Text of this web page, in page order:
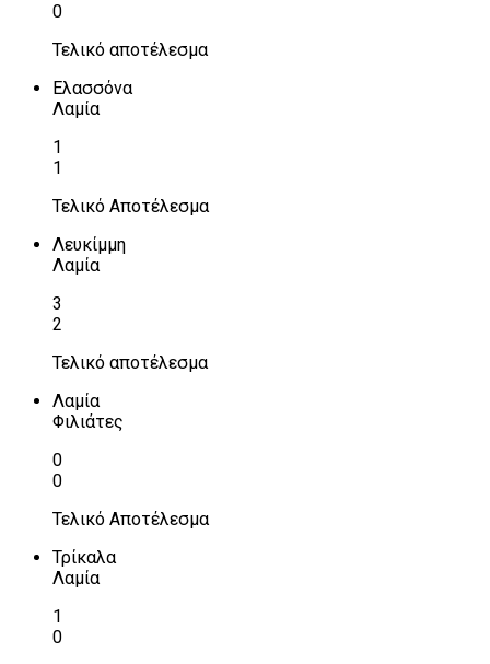
0
Τελικό αποτέλεσμα
Ελασσόνα
Λαμία
1
1
Τελικό Αποτέλεσμα
Λευκίμμη
Λαμία
3
2
Τελικό αποτέλεσμα
Λαμία
Φιλιάτες
0
0
Τελικό Αποτέλεσμα
Τρίκαλα
Λαμία
1
0